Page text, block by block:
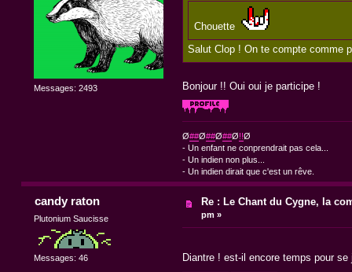
Messages: 2493
Chouette
Salut Clop ! On te compte comme
Bonjour !! Oui oui je participe !
Ø##Ø##Ø##Ø!!Ø
- Un enfant ne conprendrait pas cela...
- Un indien non plus...
- Un indien dirait que c'est un rêve.
candy raton
Plutonium Saucisse
Messages: 46
Re : Le Chant du Cygne, la
pm »
Diantre ! est-il encore temps pour